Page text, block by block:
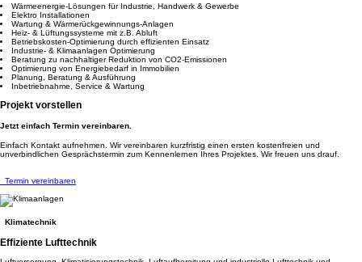
Wärmeenergie-Lösungen für Industrie, Handwerk & Gewerbe
Elektro Installationen
Wartung & Wärmerückgewinnungs-Anlagen
Heiz- & Lüftungssysteme mit z.B. Abluft
Betriebskosten-Optimierung durch effizienten Einsatz
Industrie- & Klimaanlagen Optimierung
Beratung zu nachhaltiger Reduktion von CO2-Emissionen
Optimierung von Energiebedarf in Immobilien
Planung, Beratung & Ausführung
Inbetriebnahme, Service & Wartung
Projekt vorstellen
Jetzt einfach Termin vereinbaren.
Einfach Kontakt aufnehmen. Wir vereinbaren kurzfristig einen ersten kostenfreien und
unverbindlichen Gesprächstermin zum Kennenlernen Ihres Projektes. Wir freuen uns drauf.
Termin vereinbaren
Klimatechnik
Effiziente Lufttechnik